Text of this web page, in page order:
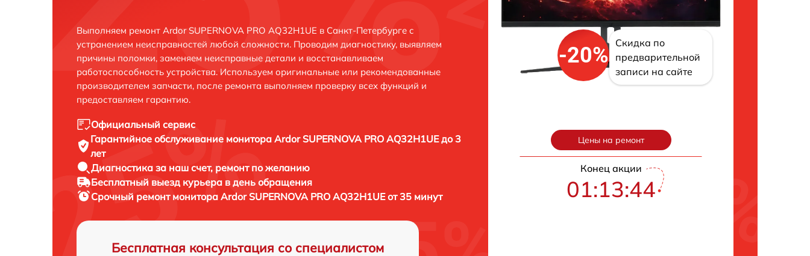
Выполняем ремонт Ardor SUPERNOVA PRO AQ32H1UE в Санкт-Петербурге с
устранением неисправностей любой сложности. Проводим диагностику, выявляем
причины поломки, заменяем неисправные детали и восстанавливаем
работоспособность устройства. Используем оригинальные или рекомендованные
производителем запчасти, после ремонта выполняем проверку всех функций и
предоставляем гарантию.
Официальный сервис
Гарантийное обслуживание монитора Ardor SUPERNOVA PRO AQ32H1UE до 3
лет
Диагностика за наш счет, ремонт по желанию
Бесплатный выезд курьера в день обращения
Срочный ремонт монитора Ardor SUPERNOVA PRO AQ32H1UE от 35 минут
Бесплатная консультация со специалистом
-20%
Скидка по
предварительной
записи на сайте
Цены на ремонт
Конец акции
01:13:43